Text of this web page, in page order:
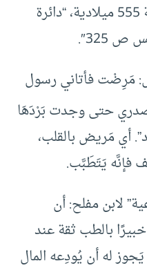
فارس بإقليم خورزستان سنة 555 ميلادية، “دائرة
325″.
مَرِضْت فأتاني رسول
حتى وجدت بَرْدَهَا
أي مَريض بالقلب،
فإنَّه يَتَطَبَّب.
لابن مفلح: أن
بالطب ثقة عند
له أن يُودِعه المال